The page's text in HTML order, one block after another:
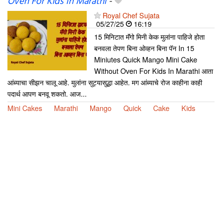
Royal Chef Sujata
05/27/25
16:19
15 मिनिटात मॅंगो मिनी केक मुलांना पाहिजे होता
बनवला तेपण बिना ओव्हन बिना पॅन In 15
Miniutes Quick Mango Mini Cake
Without Oven For Kids In Marathi आता
आंब्याचा सीझन चालू आहे. मुलांना सुट्यासुद्धा आहेत. मग आंब्याचे रोज काहीना काही
पदार्थ आपण बनवू शकतो. आज...
Mini Cakes
Marathi Mango Quick Cake Kids